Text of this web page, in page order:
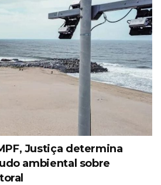
Justiça determina
ambiental sobre